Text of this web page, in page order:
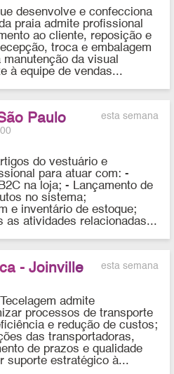
desenvolve e confecciona
praia admite profissional
ao cliente, reposição e
troca e embalagem
da visual
à equipe de vendas...
esta semana
Paulo
do vestuário e
para atuar com: -
na loja; - Lançamento de
no sistema;
e inventário de estoque;
as atividades relacionadas...
esta semana
- Joinville
admite
processos de transporte
e redução de custos;
das transportadoras,
de prazos e qualidade
suporte estratégico à...